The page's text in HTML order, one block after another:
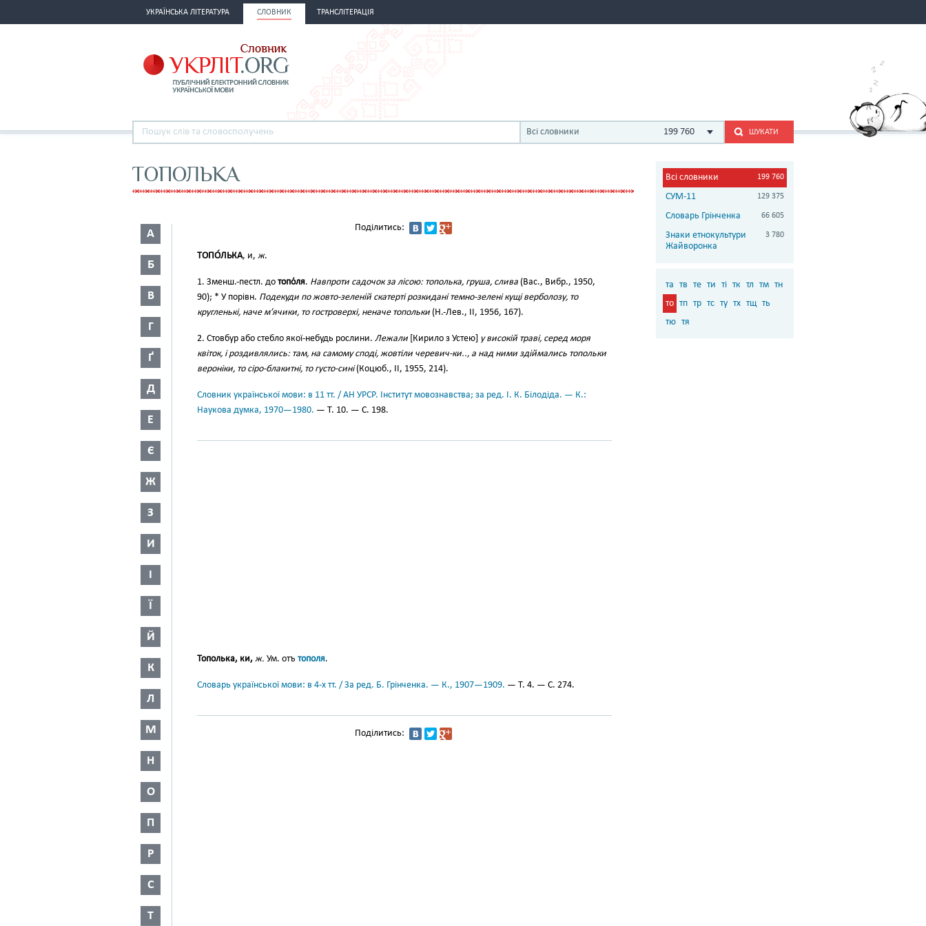
УКРАЇНСЬКА ЛІТЕРАТУРА СЛОВНИК ТРАНСЛІТЕРАЦІЯ
Всі словники 199 760 ШУКАТИ
ТОПОЛЬКА
А
Б
В
Г
Ґ
Д
Е
Є
Ж
З
И
І
Ї
Й
К
Л
М
Н
О
П
Р
С
Т
Поділитись:
ТОПО́ЛЬКА, и, ж.
1. Зменш.-пестл. до топо́ля. Навпроти садочок за лісою: тополька, груша, слива (Вас., Вибр., 1950,
90); * У порівн. Подекуди по жовто-зеленій скатерті розкидані темно-зелені кущі верболозу, то
кругленькі, наче м’ячики, то гостроверхі, неначе топольки (Н.-Лев., II, 1956, 167).
2. Стовбур або стебло якої-небудь рослини. Лежали [Кирило з Устею] у високій траві, серед моря
квіток, і роздивлялись: там, на самому споді, жовтіли черевич-ки.., а над ними здіймались топольки
вероніки, то сіро-блакитні, то густо-сині(Коцюб., II, 1955, 214).
Словник української мови: в 11 тт. / АН УРСР. Інститут мовознавства; за ред. І. К. Білодіда. — К.:
Наукова думка, 1970—1980. — Т. 10. — С. 198.
Тополька, ки, ж. Ум. отъ тополя.
Словарь української мови: в 4-х тт. / За ред. Б. Грінченка. — К., 1907—1909. — Т. 4. — С. 274.
Поділитись:
Всі словники 199 760
СУМ-11 129 375
Словарь Грінченка 66 605
Знаки етнокультури
Жайворонка
3 780
та тв те ти ті тк тл тм тн
то тп тр тс ту тх тщ ть
тю тя